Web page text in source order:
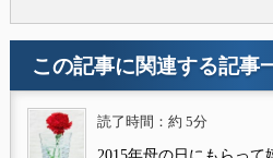
この記事に関連する記事
読了時間：約 5分